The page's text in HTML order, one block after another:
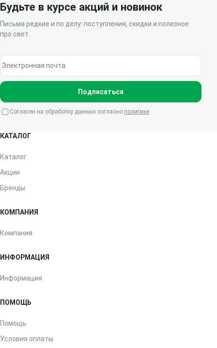
Будьте в курсе акций и новинок
Письма редкие и по делу: поступления, скидки и полезное
про свет.
Электронная почта
Подписаться
Согласен на обработку данных согласно политике
КАТАЛОГ
Каталог
Акции
Бренды
КОМПАНИЯ
Компания
ИНФОРМАЦИЯ
Информация
ПОМОЩЬ
Помощь
Условия оплаты